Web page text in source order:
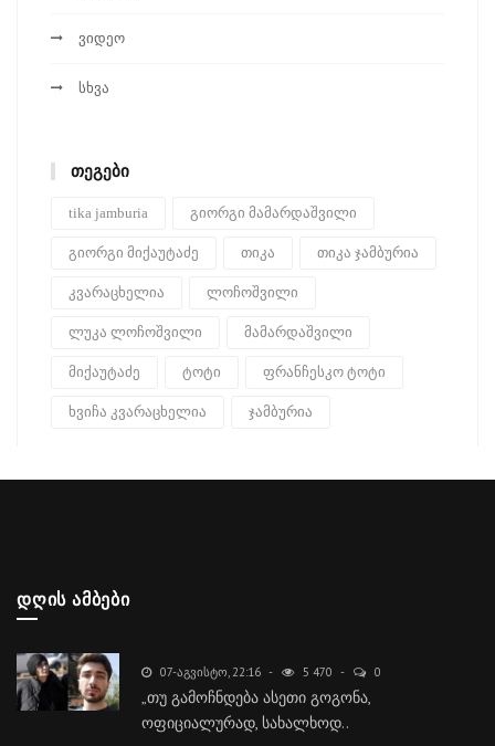
ვიდეო
სხვა
ᲗᲔᲒᲔᲑᲘ
tika jamburia გიორგი მამარდაშვილი
გიორგი მიქაუტაძე თიკა თიკა ჯამბურია
კვარაცხელია ლოჩოშვილი
ლუკა ლოჩოშვილი მამარდაშვილი
მიქაუტაძე ტოტი ფრანჩესკო ტოტი
ხვიჩა კვარაცხელია ჯამბურია
ᲓᲦᲘᲡ ᲐᲛᲑᲔᲑᲘ
07-ᲐᲒᲕᲘᲡᲢᲝ, 22:16 5 470 0
„თუ გამოჩნდება ასეთი გოგონა,
ოფიციალურად, სახალხოდ..